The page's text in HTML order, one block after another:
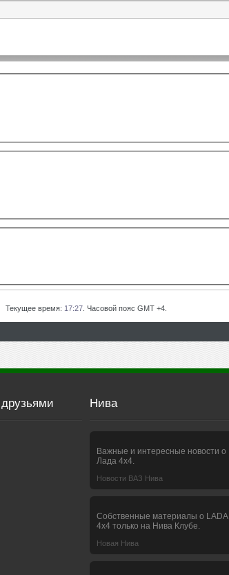
Текущее время: 17:27 . Часовой пояс GMT +4.
Нива
Важные и интересные новости о
Лада 4х4.
Новости ВАЗ Нива
Собственные материалы о LADA
4x4 только на Нива Клубе.
Новая Нива